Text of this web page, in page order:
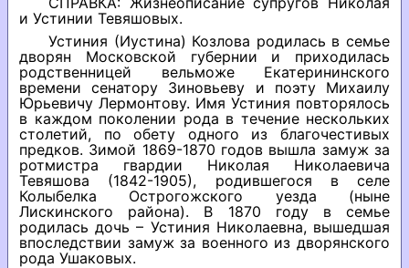
и Устинии Тевяшовых.
Устиния (Иустина) Козлова родилась в семье
дворян Московской губернии и приходилась
родственницей вельможе Екатерининского
времени сенатору Зиновьеву и поэту Михаилу
Юрьевичу Лермонтову. Имя Устиния повторялось
в каждом поколении рода в течение нескольких
столетий, по обету одного из благочестивых
предков. Зимой 1869-1870 годов вышла замуж за
ротмистра гвардии Николая Николаевича
Тевяшова (1842-1905), родившегося в селе
Колыбелка Острогожского уезда (ныне
Лискинского района). В 1870 году в семье
родилась дочь – Устиния Николаевна, вышедшая
впоследствии замуж за военного из дворянского
рода Ушаковых.